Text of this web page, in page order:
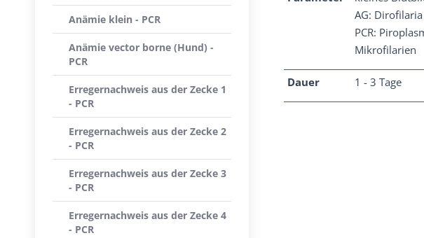
AG:
PCR:
Mikrofilarien
Dauer 1 - 3 Tage
Anämie klein - PCR
Anämie vector borne (Hund) -
PCR
Erregernachweis aus der Zecke 1
- PCR
Erregernachweis aus der Zecke 2
- PCR
Erregernachweis aus der Zecke 3
- PCR
Erregernachweis aus der Zecke 4
- PCR